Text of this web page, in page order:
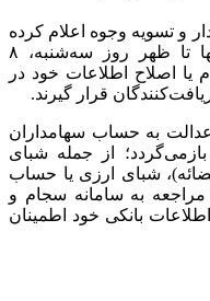
و تسویه وجوه اعلام کرده
است که جاماندگان دریافت سود تنها تا ظهر روز سه‌شنبه، ۸
ثبت‌نام یا اصلاح اطلاعات خود در
به حساب سهامداران
از جمله شبای
شبای ارزی یا حساب
مراجعه به سامانه سجام و
بانکی خود اطمینان